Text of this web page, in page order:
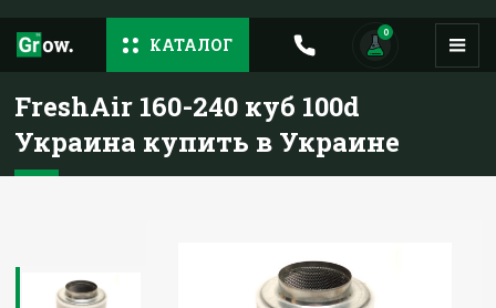
КАТАЛОГ
0
FreshAir 160-240 куб 100d
Украина купить в Украине